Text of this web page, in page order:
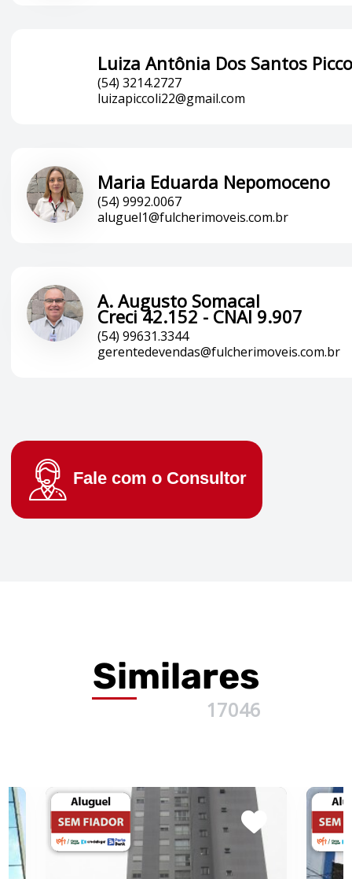
Luiza Antônia Dos Santos
(54) 3214.2727
luizapiccoli22@gmail.com
Maria Eduarda Nepomoceno
(54) 9992.0067
aluguel1@fulcherimoveis.com.br
A. Augusto Somacal
Creci 42.152 - CNAI 9.907
(54) 99631.3344
gerentedevendas@fulcherimoveis.com.br
Fale com o Consultor
Similares
17046